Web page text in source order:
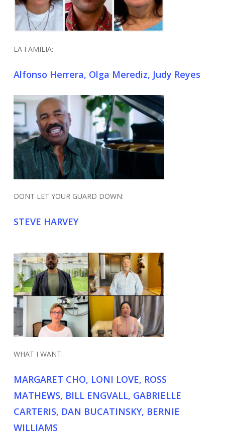
LA FAMILIA:
Alfonso Herrera, Olga Merediz, Judy Reyes
DONT LET YOUR GUARD DOWN:
STEVE HARVEY
WHAT I WANT:
MARGARET CHO, LONI LOVE, ROSS
MATHEWS, BILL ENGVALL, GABRIELLE
CARTERIS, DAN BUCATINSKY, BERNIE
WILLIAMS